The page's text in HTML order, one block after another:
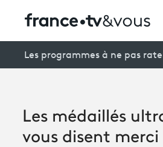
Creators
Les programmes à ne pas
Les médaillés
vous disent merci